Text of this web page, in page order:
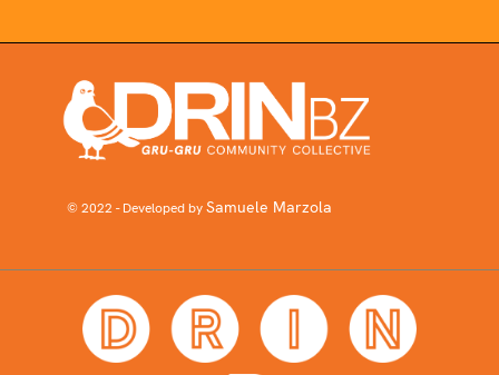
© 2022 - Developed bySamuele Marzola